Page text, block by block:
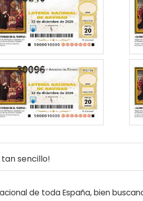
sencillo!
de toda España, bien